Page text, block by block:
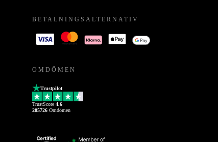
BETALNINGSALTERNATIV
OMDÖMEN
Trustpilot
TrustScore 4.6
205726 Omdömen